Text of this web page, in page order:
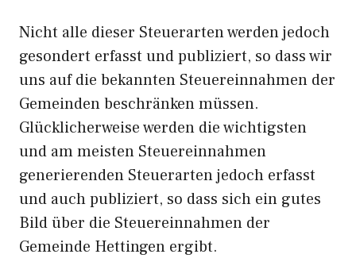
Nicht alle dieser Steuerarten werden jedoch
gesondert erfasst und publiziert, so dass wir
uns auf die bekannten Steuereinnahmen der
Gemeinden beschränken müssen.
Glücklicherweise werden die wichtigsten
und am meisten Steuereinnahmen
generierenden Steuerarten jedoch erfasst
und auch publiziert, so dass sich ein gutes
Bild über die Steuereinnahmen der
Gemeinde Hettingen ergibt.